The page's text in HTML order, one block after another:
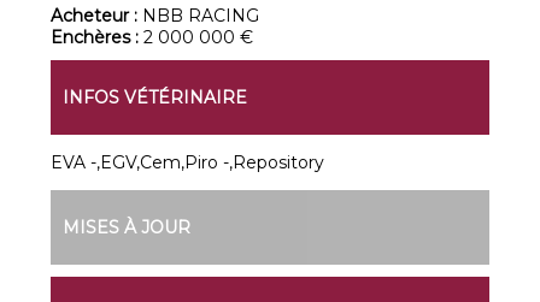
Acheteur : NBB RACING
Enchères :2 000 000 €
INFOS VÉTÉRINAIRE
EVA -,EGV,Cem,Piro -,Repository
MISES À JOUR